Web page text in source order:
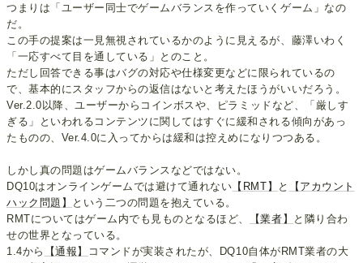
つまりは「ユーザー同士でゲームバランスを作っていくゲーム」なの
だ。
この手の提案は一見無視されているかのように見えるが、藤澤いわく
「一応すべて目を通している」とのこと。
ただし回答できる事はバグの対応や仕様変更などに限られているの
で、基本的にスタッフからの返信はないと考えたほうがいいだろう。
Ver.2.0以降、ユーザーからコインボスや、ピラミッドなど、「厳しす
ぎる」といわれるコンテンツに関してはすぐに緩和される傾向があっ
たものの、Ver.4.0に入ってからは緩和は控えめになりつつある。
しかし真の問題はゲームバランスなどではない。
DQ10はオンラインゲームでは避けて通れない 【RMT】 と
【アカウント
ハック問題】
という二つの問題を抱えている。
RMTについてはゲーム内でも見ものとなるほど、
【業者】
と隣り合わ
せの世界となっている。
1.4から
【通報】
コマンドが実装されたが、DQ10自体がRMT業者の大